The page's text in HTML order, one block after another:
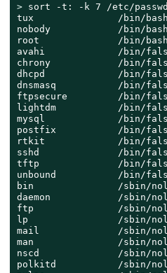
> sort -t: -k 7 /etc/
tux               /bin/bash
nobody            /bin/bash
root              /bin/bash
avahi             /bin/
chrony            /bin/
dhcpd             /bin/
dnsmasq           /bin/
ftpsecure         /bin/
lightdm           /bin/
mysql             /bin/
postfix           /bin/
rtkit             /bin/
sshd              /bin/
tftp              /bin/
unbound           /bin/
bin               /sbin/
daemon            /sbin/
ftp               /sbin/
lp                /sbin/
mail              /sbin/
man               /sbin/
nscd              /sbin/
polkitd           /sbin/